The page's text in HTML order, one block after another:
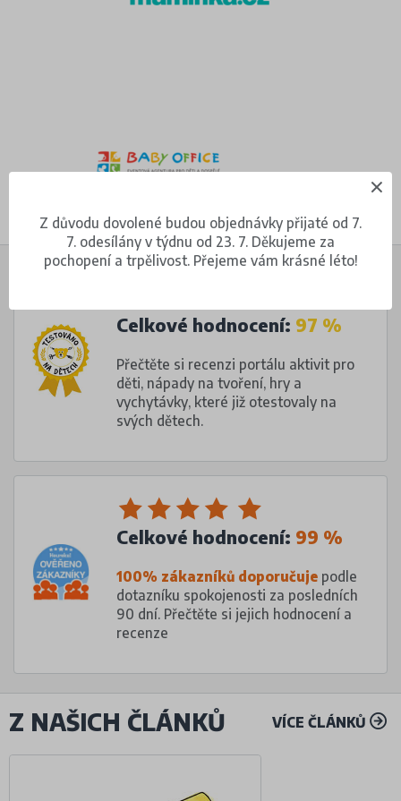
Celkové hodnocení: 97 %
Přečtěte si recenzi portálu aktivit pro
děti, nápady na tvoření, hry a
vychytávky, které již otestovaly na
svých dětech.
Celkové hodnocení: 99 %
100% zákazníků doporučuje podle
dotazníku spokojenosti za posledních
90 dní. Přečtěte si jejich hodnocení a
recenze
Z NAŠICH ČLÁNKŮ VÍCE ČLÁNKŮ
Z důvodu dovolené budou objednávky přijaté od 7.
7. odesílány v týdnu od 23. 7. Děkujeme za
pochopení a trpělivost. Přejeme vám krásné léto!